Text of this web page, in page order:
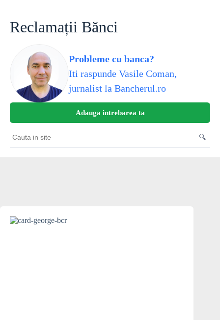
contentReclamații Bănci
Probleme cu banca?
Iti raspunde Vasile Coman,
jurnalist la Bancherul.ro
Adauga intrebarea ta
Cauta
in
🔍